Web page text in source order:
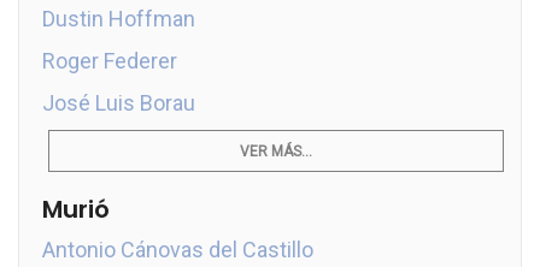
Dustin Hoffman
Roger Federer
José Luis Borau
VER MÁS...
Murió
Antonio Cánovas del Castillo